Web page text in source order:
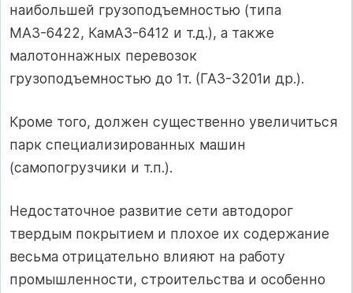
наибольшей грузоподъемностью (типа
МАЗ-6422, КамАЗ-6412 и т.д.), а также
малотоннажных перевозок
грузоподъемностью до 1т. (ГАЗ-3201и др.).
Кроме того, должен существенно увеличиться
парк специализированных машин
(самопогрузчики и т.п.).
Недостаточное развитие сети автодорог
твердым покрытием и плохое их содержание
весьма отрицательно влияют на работу
промышленности, строительства и особенно